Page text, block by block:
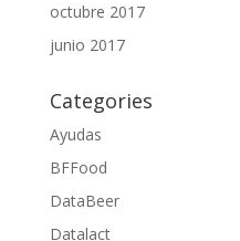
octubre 2017
junio 2017
Categories
Ayudas
BFFood
DataBeer
Datalact